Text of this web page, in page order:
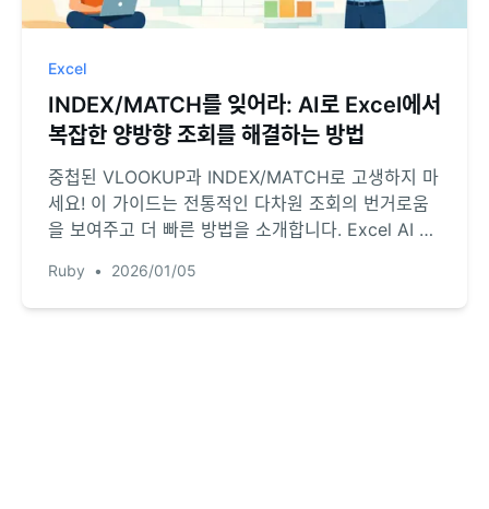
Excel
INDEX/MATCH를 잊어라: AI로 Excel에서
복잡한 양방향 조회를 해결하는 방법
중첩된 VLOOKUP과 INDEX/MATCH로 고생하지 마
세요! 이 가이드는 전통적인 다차원 조회의 번거로움
을 보여주고 더 빠른 방법을 소개합니다. Excel AI 에
즉시 답변할 수 있는지 확인하세요.
Ruby • 2026/01/05